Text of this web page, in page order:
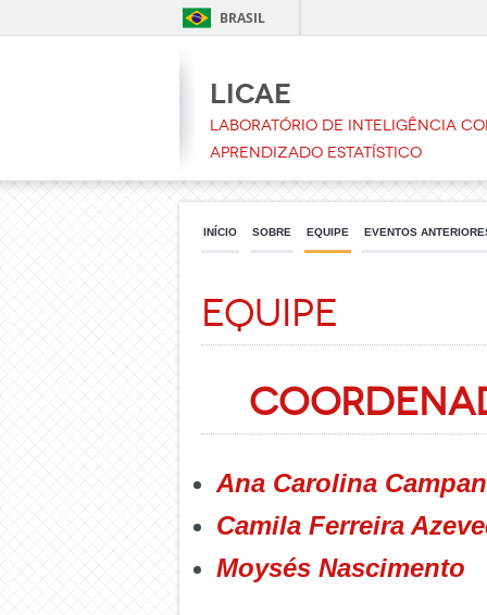
BRASIL
LICAE
Laboratório de Inteligência
Aprendizado Estatístico
INÍCIO SOBRE EQUIPE EVENTOS
Equipe
Ana Carolina
Camila Ferreira
Moysés Nascimento